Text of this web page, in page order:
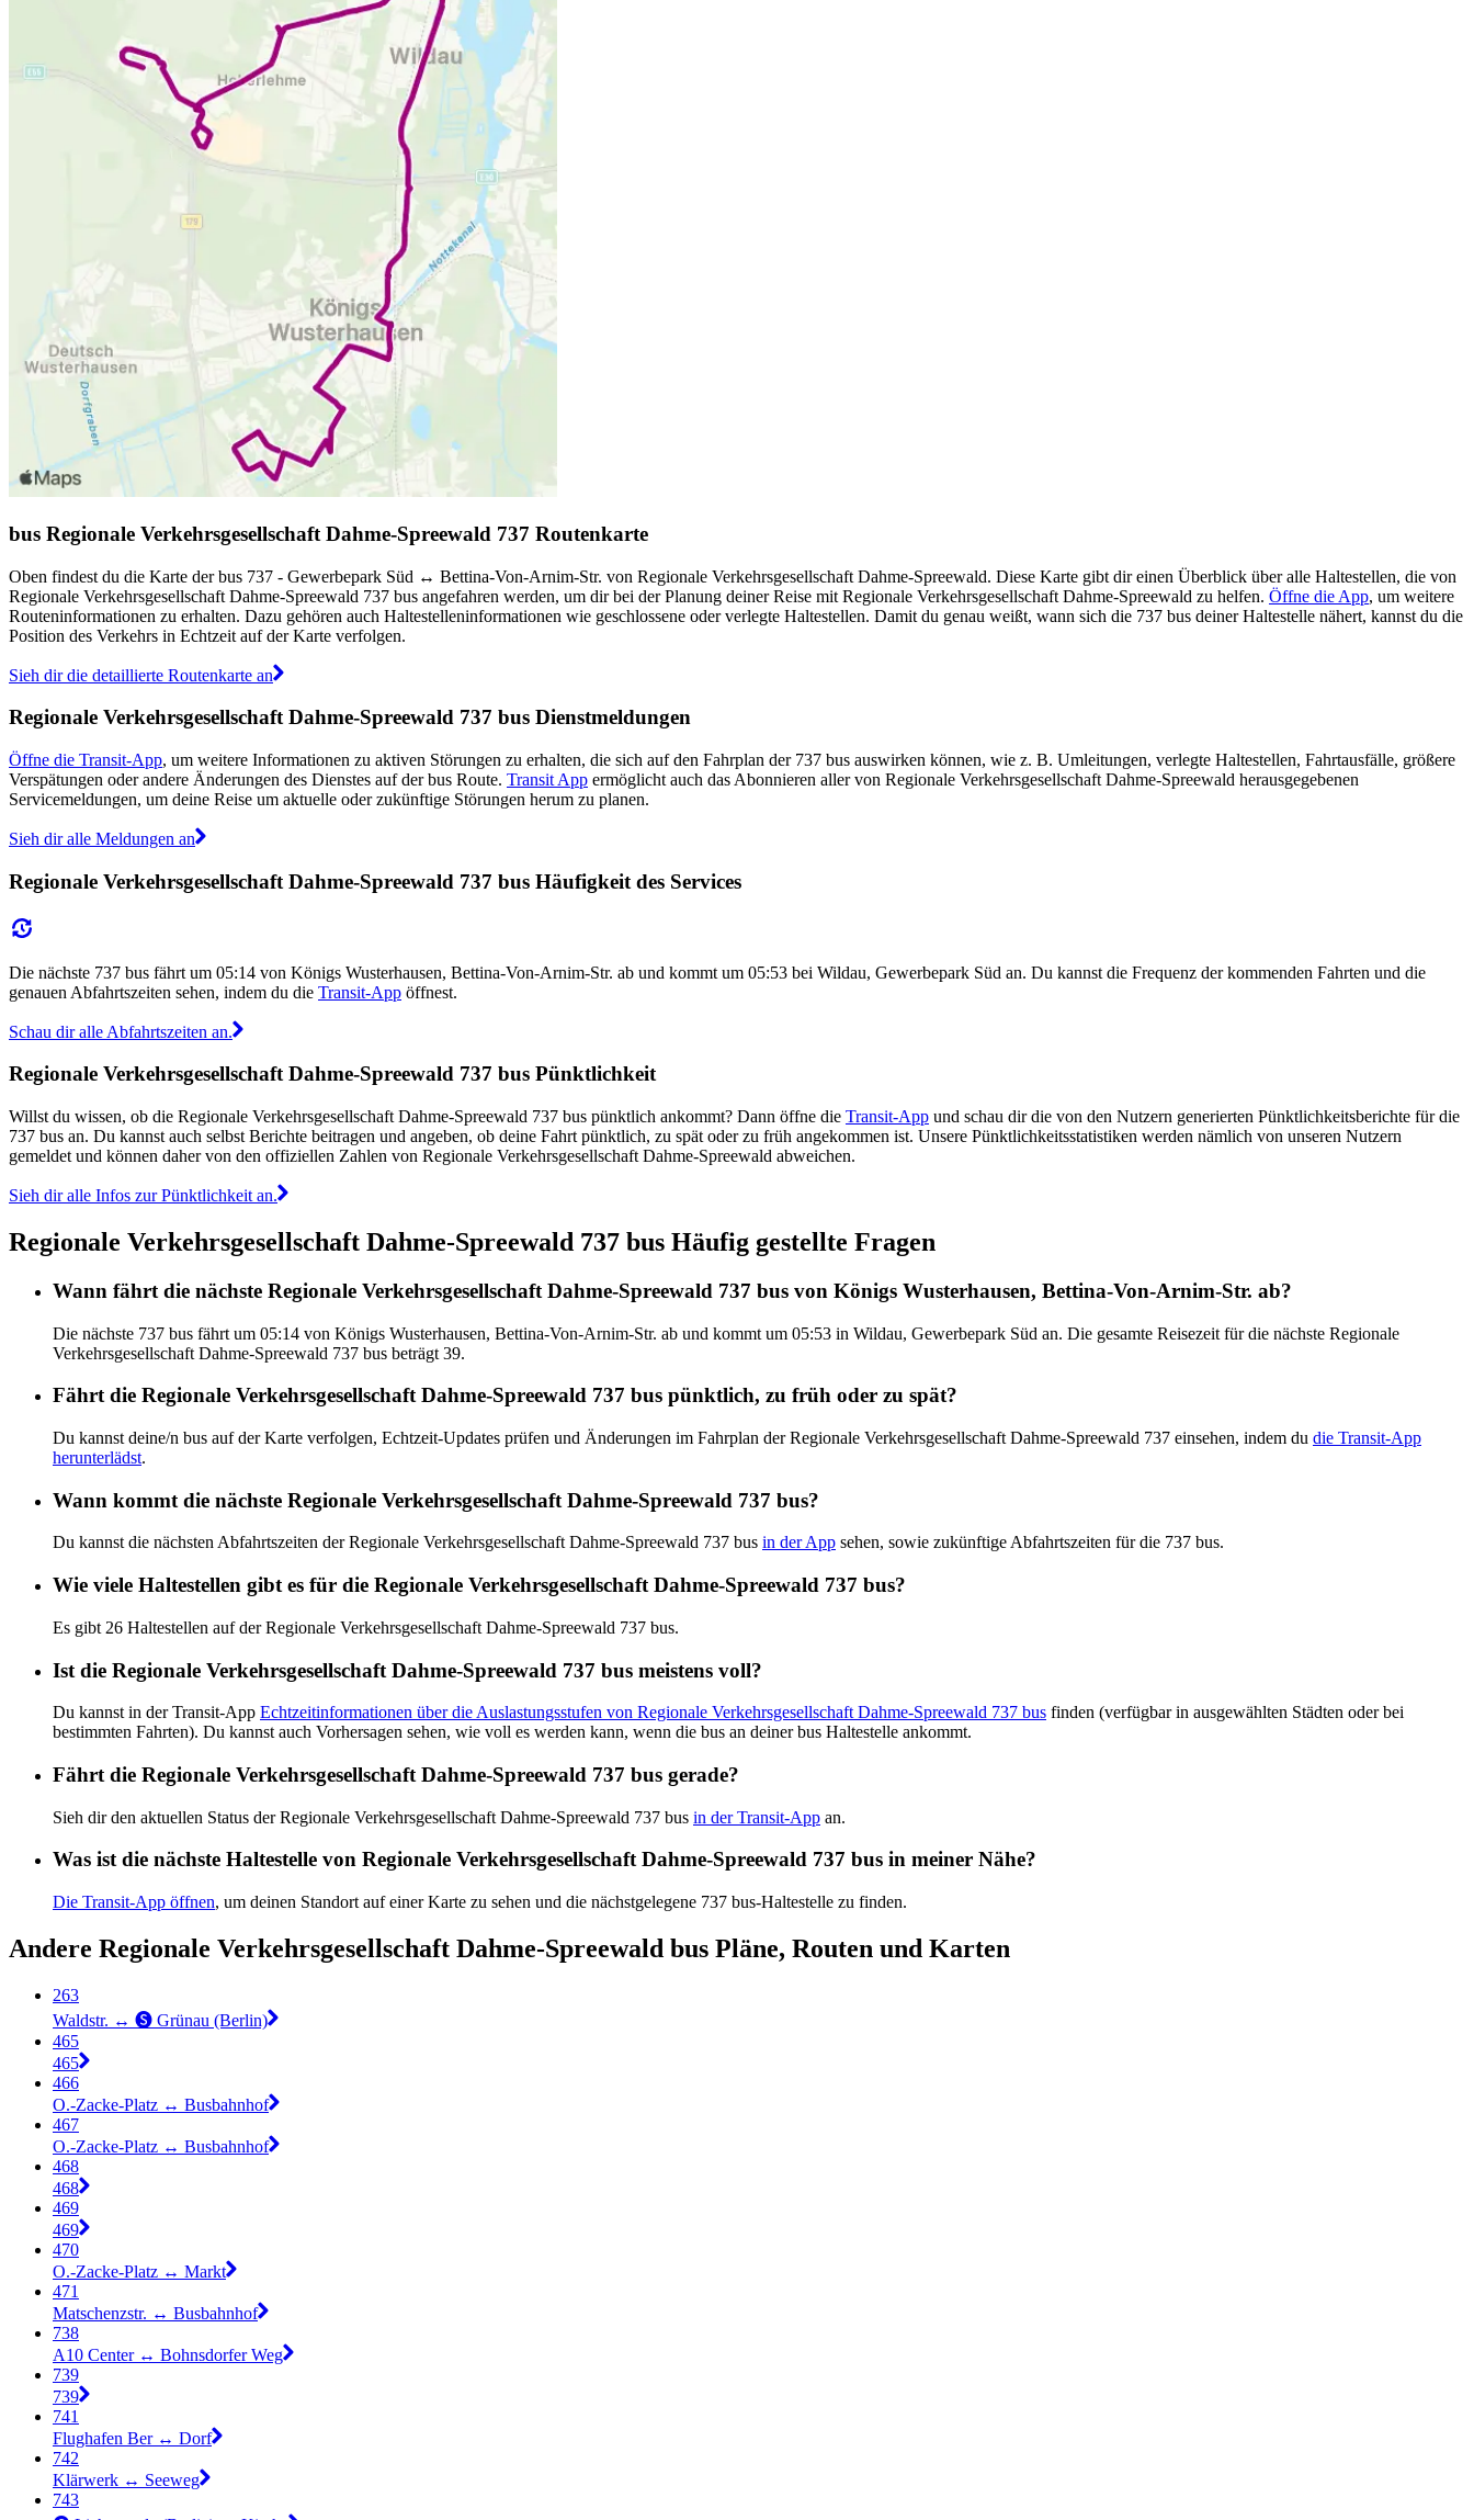
bus Regionale Verkehrsgesellschaft Dahme-Spreewald 737 Routenkarte
Oben findest du die Karte der bus 737 - Gewerbepark Süd ↔︎ Bettina-Von-Arnim-Str. von Regionale Verkehrsgesellschaft Dahme-Spreewald. Diese Karte gibt dir einen Überblick über alle Haltestellen, die von
Regionale Verkehrsgesellschaft Dahme-Spreewald 737 bus angefahren werden, um dir bei der Planung deiner Reise mit Regionale Verkehrsgesellschaft Dahme-Spreewald zu helfen. Öffne die App, um weitere
Routeninformationen zu erhalten. Dazu gehören auch Haltestelleninformationen wie geschlossene oder verlegte Haltestellen. Damit du genau weißt, wann sich die 737 bus deiner Haltestelle nähert, kannst du die
Position des Verkehrs in Echtzeit auf der Karte verfolgen.
Sieh dir die detaillierte Routenkarte an
Regionale Verkehrsgesellschaft Dahme-Spreewald 737 bus Dienstmeldungen
Öffne die Transit-App, um weitere Informationen zu aktiven Störungen zu erhalten, die sich auf den Fahrplan der 737 bus auswirken können, wie z. B. Umleitungen, verlegte Haltestellen, Fahrtausfälle, größere
Verspätungen oder andere Änderungen des Dienstes auf der bus Route. Transit App ermöglicht auch das Abonnieren aller von Regionale Verkehrsgesellschaft Dahme-Spreewald herausgegebenen
Servicemeldungen, um deine Reise um aktuelle oder zukünftige Störungen herum zu planen.
Sieh dir alle Meldungen an
Regionale Verkehrsgesellschaft Dahme-Spreewald 737 bus Häufigkeit des Services
Die nächste 737 bus fährt um 05:14 von Königs Wusterhausen, Bettina-Von-Arnim-Str. ab und kommt um 05:53 bei Wildau, Gewerbepark Süd an. Du kannst die Frequenz der kommenden Fahrten und die
genauen Abfahrtszeiten sehen, indem du die Transit-App öffnest.
Schau dir alle Abfahrtszeiten an.
Regionale Verkehrsgesellschaft Dahme-Spreewald 737 bus Pünktlichkeit
Willst du wissen, ob die Regionale Verkehrsgesellschaft Dahme-Spreewald 737 bus pünktlich ankommt? Dann öffne die Transit-App und schau dir die von den Nutzern generierten Pünktlichkeitsberichte für die
737 bus an. Du kannst auch selbst Berichte beitragen und angeben, ob deine Fahrt pünktlich, zu spät oder zu früh angekommen ist. Unsere Pünktlichkeitsstatistiken werden nämlich von unseren Nutzern
gemeldet und können daher von den offiziellen Zahlen von Regionale Verkehrsgesellschaft Dahme-Spreewald abweichen.
Sieh dir alle Infos zur Pünktlichkeit an.
Regionale Verkehrsgesellschaft Dahme-Spreewald 737 bus Häufig gestellte Fragen
Wann fährt die nächste Regionale Verkehrsgesellschaft Dahme-Spreewald 737 bus von Königs Wusterhausen, Bettina-Von-Arnim-Str. ab?
Die nächste 737 bus fährt um 05:14 von Königs Wusterhausen, Bettina-Von-Arnim-Str. ab und kommt um 05:53 in Wildau, Gewerbepark Süd an. Die gesamte Reisezeit für die nächste Regionale
Verkehrsgesellschaft Dahme-Spreewald 737 bus beträgt 39.
Fährt die Regionale Verkehrsgesellschaft Dahme-Spreewald 737 bus pünktlich, zu früh oder zu spät?
Du kannst deine/n bus auf der Karte verfolgen, Echtzeit-Updates prüfen und Änderungen im Fahrplan der Regionale Verkehrsgesellschaft Dahme-Spreewald 737 einsehen, indem du die Transit-App
herunterlädst.
Wann kommt die nächste Regionale Verkehrsgesellschaft Dahme-Spreewald 737 bus?
Du kannst die nächsten Abfahrtszeiten der Regionale Verkehrsgesellschaft Dahme-Spreewald 737 bus in der App sehen, sowie zukünftige Abfahrtszeiten für die 737 bus.
Wie viele Haltestellen gibt es für die Regionale Verkehrsgesellschaft Dahme-Spreewald 737 bus?
Es gibt 26 Haltestellen auf der Regionale Verkehrsgesellschaft Dahme-Spreewald 737 bus.
Ist die Regionale Verkehrsgesellschaft Dahme-Spreewald 737 bus meistens voll?
Du kannst in der Transit-App Echtzeitinformationen über die Auslastungsstufen von Regionale Verkehrsgesellschaft Dahme-Spreewald 737 bus finden (verfügbar in ausgewählten Städten oder bei
bestimmten Fahrten). Du kannst auch Vorhersagen sehen, wie voll es werden kann, wenn die bus an deiner bus Haltestelle ankommt.
Fährt die Regionale Verkehrsgesellschaft Dahme-Spreewald 737 bus gerade?
Sieh dir den aktuellen Status der Regionale Verkehrsgesellschaft Dahme-Spreewald 737 bus in der Transit-App an.
Was ist die nächste Haltestelle von Regionale Verkehrsgesellschaft Dahme-Spreewald 737 bus in meiner Nähe?
Die Transit-App öffnen, um deinen Standort auf einer Karte zu sehen und die nächstgelegene 737 bus-Haltestelle zu finden.
Andere Regionale Verkehrsgesellschaft Dahme-Spreewald bus Pläne, Routen und Karten
263
Waldstr. ↔︎ 🅢 Grünau (Berlin)
465
465
466
O.-Zacke-Platz ↔︎ Busbahnhof
467
O.-Zacke-Platz ↔︎ Busbahnhof
468
468
469
469
470
O.-Zacke-Platz ↔︎ Markt
471
Matschenzstr. ↔︎ Busbahnhof
738
A10 Center ↔︎ Bohnsdorfer Weg
739
739
741
Flughafen Ber ↔︎ Dorf
742
Klärwerk ↔︎ Seeweg
743